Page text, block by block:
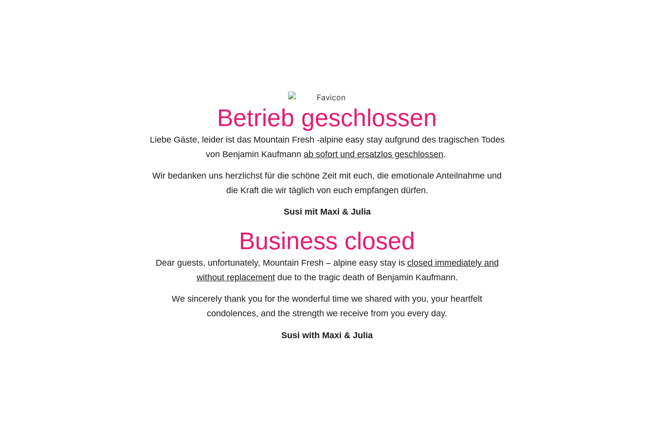
Betrieb geschlossen
Liebe Gäste, leider ist das Mountain Fresh -alpine easy stay aufgrund des tragischen Todes
von Benjamin Kaufmann ab sofort und ersatzlos geschlossen.
Wir bedanken uns herzlichst für die schöne Zeit mit euch, die emotionale Anteilnahme und
die Kraft die wir täglich von euch empfangen dürfen.
Susi mit Maxi & Julia
Business closed
Dear guests, unfortunately, Mountain Fresh – alpine easy stay is closed immediately and
without replacementdue to the tragic death of Benjamin Kaufmann.
We sincerely thank you for the wonderful time we shared with you, your heartfelt
condolences, and the strength we receive from you every day.
Susi with Maxi & Julia